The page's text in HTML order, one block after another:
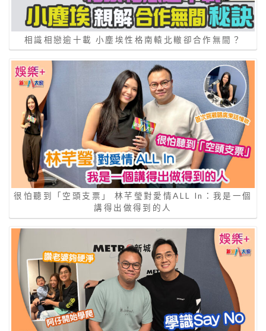
相識相戀逾十載 小塵埃性格南轅北轍卻合作無間？
很怕聽到「空頭支票」 林芊瑩對愛情ALL In：我是一個
講得出做得到的人